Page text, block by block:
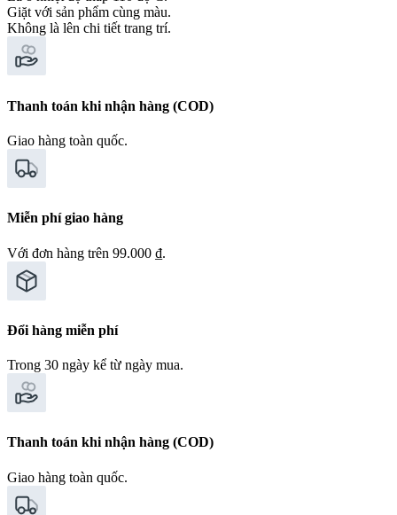
Giặt với sản phẩm cùng màu.
Không là lên chi tiết trang trí.
Thanh toán khi nhận hàng (COD)
Giao hàng toàn quốc.
Miễn phí giao hàng
Với đơn hàng trên 99.000 ₫.
Đổi hàng miễn phí
Trong 30 ngày kể từ ngày mua.
Thanh toán khi nhận hàng (COD)
Giao hàng toàn quốc.